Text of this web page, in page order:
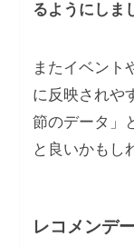
るようにしま
またイベント
に反映されや
節のデータ」
と良いかもし
レコメンデ